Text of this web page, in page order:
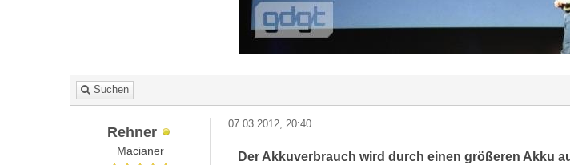
Suchen
Rehner
Macianer
07.03.2012, 20:40
Der Akkuverbrauch wird durch einen größeren Akku